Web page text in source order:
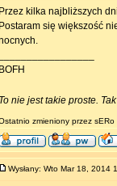
Przez kilka najbliższych
Postaram się większość
BOFH
To nie jest takie proste.
zmieniony przez
Wysłany: Wto Mar 18, 2014